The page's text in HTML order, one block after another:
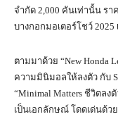
จำกัด 2,000 คันเท่านั้น ร
บางกอกมอเตอร์โชว์ 2025
ตามมาด้วย “New Honda
ความมินิมอลให้ลงตัว กับ
“Minimal Matters ชีวิตล
เป็นเอกลักษณ์ โดดเด่นด้